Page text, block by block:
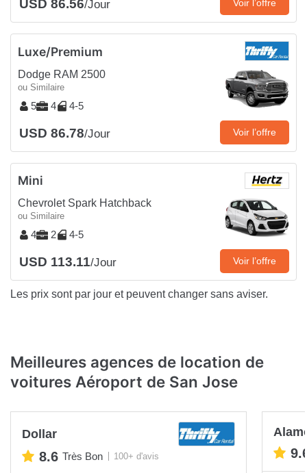
USD 86.56/Jour Voir l’offre
Luxe/Premium
Dodge RAM 2500
ou Similaire
5 4 4-5
USD 86.78/Jour Voir l’offre
Mini
Chevrolet Spark Hatchback
ou Similaire
4 2 4-5
USD 113.11/Jour Voir l’offre
Les prix sont par jour et peuvent changer sans aviser.
Meilleures agences de location de
voitures Aéroport de San Jose
Dollar
8.6 Très Bon 100+ d'avis